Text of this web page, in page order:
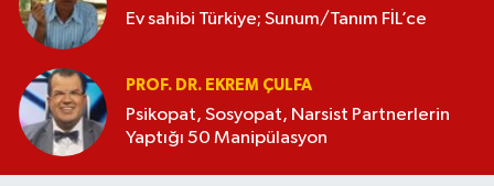
Ev sahibi Türkiye; Sunum/Tanım FİL’ce
PROF. DR. EKREM ÇULFA
Psikopat, Sosyopat, Narsist Partnerlerin
Yaptığı 50 Manipülasyon